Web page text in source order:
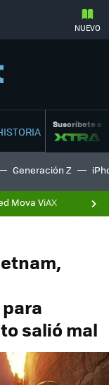
NUEVO
Suscríbete a
Generación Z
Mova ViAX
salió mal